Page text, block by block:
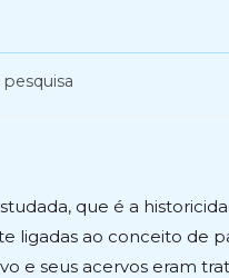
que é a
ligadas ao conceito de
e seus acervos eram